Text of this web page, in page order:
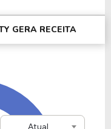
na B3 com um
, tendo um
GERA RECEITA